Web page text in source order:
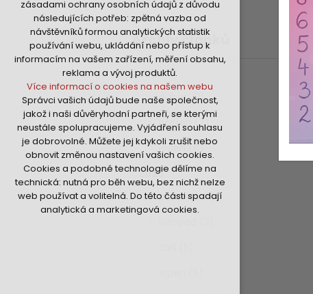
nutná pro provozování webu
udržení kontextu stránek (session):
případná přihlášení, volby jazyka, apod.
Volitelná cookies
analytická pro anonymizované
vyhodnocení návštěvnosti
marketingová cookies (Google,Hotjar,Sklik)
Více informací o cookies na našem webu
Přijmout všechny cookies
Odmítnout vše
zásadami ochrany osobních údajů z důvodu
následujících potřeb: zpětná vazba od
návštěvníků formou analytických statistik
používání webu, ukládání nebo přístup k
informacím na vašem zařízení, měření obsahu,
reklama a vývoj produktů.
Více informací o cookies na našem webu
Správci vašich údajů bude naše společnost,
jakož i naši důvěryhodní partneři, se kterými
neustále spolupracujeme. Vyjádření souhlasu
je dobrovolné. Můžete jej kdykoli zrušit nebo
obnovit změnou nastavení vašich cookies.
Cookies a podobné technologie dělíme na
technická: nutná pro běh webu, bez nichž nelze
web používat a volitelná. Do této části spadají
analytická a marketingová cookies.
Archiv článků
2024
duben (1)
březen (2)
leden (6)
2023
prosinec (1)